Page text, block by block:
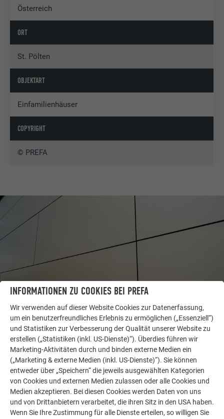
Österreich
ORT
St. Pölten
OBJEKTART
Einfamilienhäuser
COPYRIGHT
© PREFA
LASSEN SIE SICH INSPIRIEREN
WEITERE OBJEKTE
Die PREFA Referenzgalerie zeigt, wie vielseitig
Aluminium eingesetzt werden kann. Entdecken Sie
weitere beeindruckende Projekte mit den langlebigen
PREFA Aluminiumlösungen für Dach, Solar und
Fassade.
INFORMATIONEN ZU COOKIES BEI PREFA
Wir verwenden auf dieser Website Cookies zur Datenerfassung,
um ein benutzerfreundliches Erlebnis zu ermöglichen („Essenziell“)
und Statistiken zur Verbesserung der Qualität unserer Website zu
erstellen („Statistiken (inkl. US-Dienste)“). Überdies führen wir
Marketing-Aktivitäten durch und binden externe Medien ein
(„Marketing & externe Medien (inkl. US-Dienste)“). Sie können
entweder über „Speichern“ die jeweils ausgewählten Kategorien
von Cookies und externen Medien zulassen oder alle Cookies und
Medien akzeptieren. Bei diesen Cookies werden Daten von uns
und von Drittanbietern verarbeitet, die ihren Sitz in den USA haben.
Wenn Sie Ihre Zustimmung für alle Dienste erteilen, so willigen Sie